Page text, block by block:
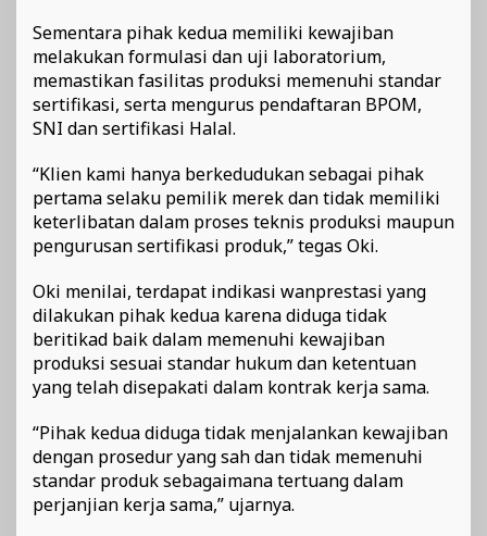
Sementara pihak kedua memiliki kewajiban
melakukan formulasi dan uji laboratorium,
memastikan fasilitas produksi memenuhi standar
sertifikasi, serta mengurus pendaftaran BPOM,
SNI dan sertifikasi Halal.
“Klien kami hanya berkedudukan sebagai pihak
pertama selaku pemilik merek dan tidak memiliki
keterlibatan dalam proses teknis produksi maupun
pengurusan sertifikasi produk,” tegas Oki.
Oki menilai, terdapat indikasi wanprestasi yang
dilakukan pihak kedua karena diduga tidak
beritikad baik dalam memenuhi kewajiban
produksi sesuai standar hukum dan ketentuan
yang telah disepakati dalam kontrak kerja sama.
“Pihak kedua diduga tidak menjalankan kewajiban
dengan prosedur yang sah dan tidak memenuhi
standar produk sebagaimana tertuang dalam
perjanjian kerja sama,” ujarnya.